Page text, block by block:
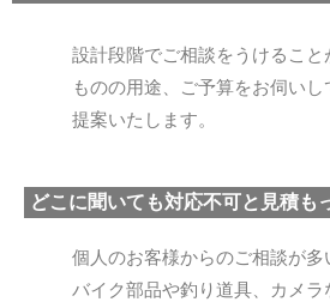
設計段階でご相談をうけるこ
ものの用途、ご予算をお伺い
提案いたします。
どこに聞いても対応不可と見積も
個人のお客様からのご相談が多
バイク部品や釣り道具、カメ